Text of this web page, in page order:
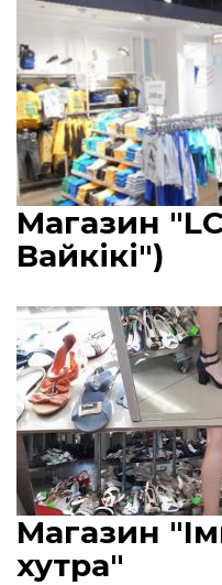
Магазин
Вайкікі")
Магазин
хутра"